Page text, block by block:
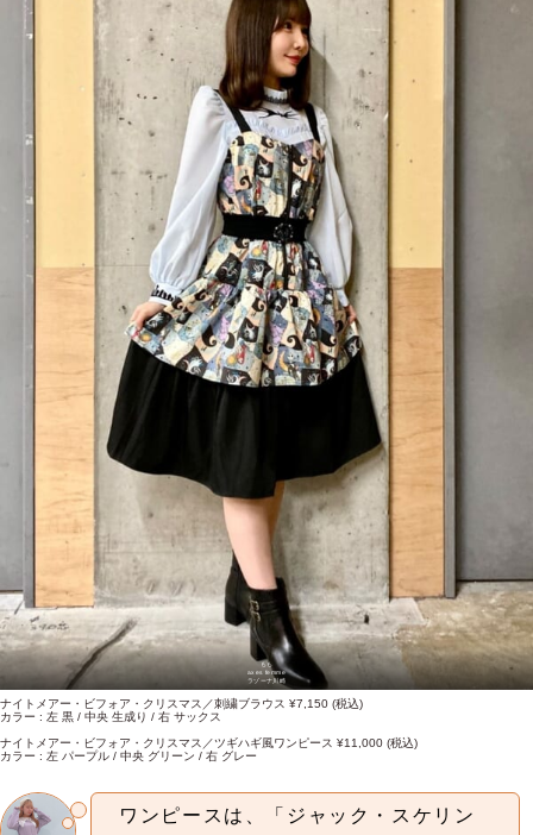
もも
axes femme
ラゾーナ川崎
ナイトメアー・ビフォア・クリスマス／刺繍ブラウス ¥7,150 (税込)
カラー : 左 黒 / 中央 生成り / 右 サックス
ナイトメアー・ビフォア・クリスマス／ツギハギ風ワンピース ¥11,000 (税込)
カラー : 左 パープル / 中央 グリーン / 右 グレー
ワンピースは、「ジャック・スケリン